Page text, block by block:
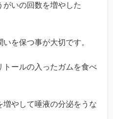
いの回数を増やした
を保つ事が大切です。
トールの入ったガムを食べ
増やして唾液の分泌をうな